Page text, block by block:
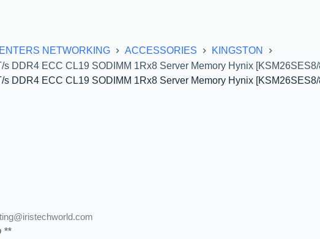
NETWORKING ACCESSORIES
KINGSTON
DDR4 ECC CL19 SODIMM 1Rx8 Server Memory Hynix
DDR4 ECC CL19 SODIMM 1Rx8 Server Memory Hynix
**